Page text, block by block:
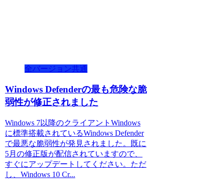
全バージョン共通
Windows Defenderの最も危険な脆
弱性が修正されました
Windows 7以降のクライアントWindows
に標準搭載されているWindows Defender
で最悪な脆弱性が発見されました。既に
5月の修正版が配信されていますので、
すぐにアップデートしてください。ただ
し、Windows 10 Cr...